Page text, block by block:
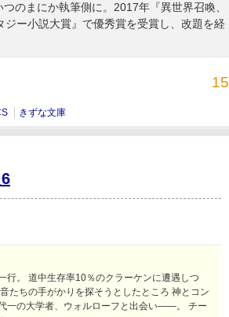
のまにか執筆側に。2017年『異世界召喚、
ー小説大賞』で優秀賞を受賞し、改題を経
15
きずな文庫
行。 道中生存率10％のクラーケンに遭遇しつ
たちの手がかりを探そうとしたところ 神とコン
一の大学者、ウォルローフと出会い――。 チー